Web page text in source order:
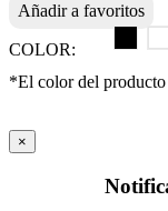
Añadir a favoritos
COLOR:
*El color del
×